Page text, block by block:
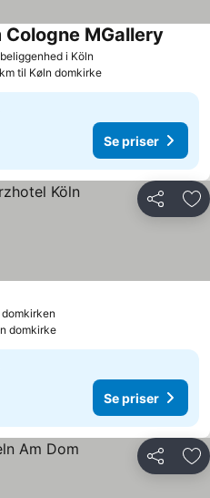
i Köln
Cologne MGallery
til Køln domkirke
Se priser
Del
domkirke
Se priser
Del